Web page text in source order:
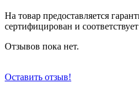
На товар предоставляется
сертифицирован и
Отзывов пока нет.
Оставить отзыв!